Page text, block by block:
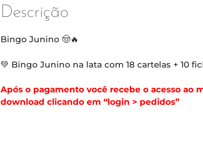
Descrição
Bingo Junino 🤠🔥
💚 Bingo Junino na lata com 18 cartelas + 10
Após o pagamento você recebe o acesso ao
download clicando em “login > pedidos”